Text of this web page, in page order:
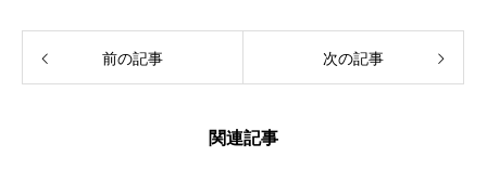
前の記事 次の記事
関連記事